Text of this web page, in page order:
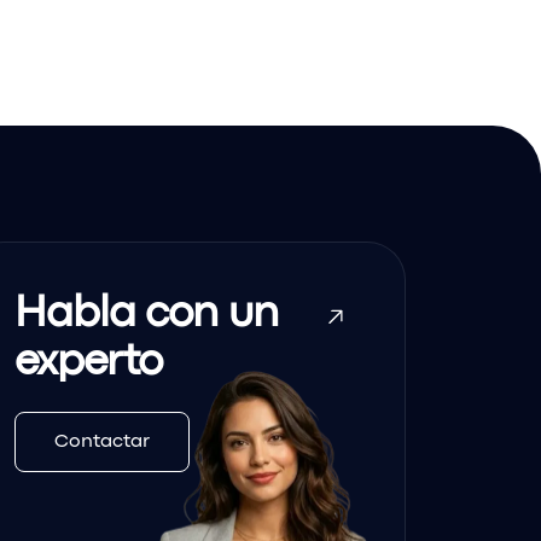
Habla con un
experto
Contactar